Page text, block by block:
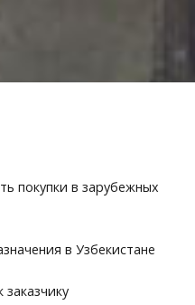
покупки в зарубежных
в Узбекистане